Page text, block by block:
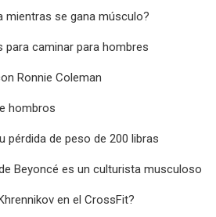
mientras se gana músculo?
caminar para hombres
Ronnie Coleman
hombros
pérdida de peso de 200 libras
Beyoncé es un culturista musculoso
en el CrossFit?